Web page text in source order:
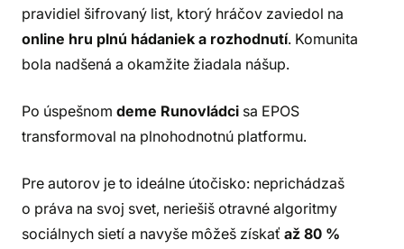
pravidiel šifrovaný list, ktorý hráčov zaviedol na
online hru plnú hádaniek a rozhodnutí. Komunita
bola nadšená a okamžite žiadala nášup.
Po úspešnom deme Runovládci sa EPOS
transformoval na plnohodnotnú platformu.
Pre autorov je to ideálne útočisko: neprichádzaš
o práva na svoj svet, neriešiš otravné algoritmy
sociálnych sietí a navyše môžeš získať až 80 %